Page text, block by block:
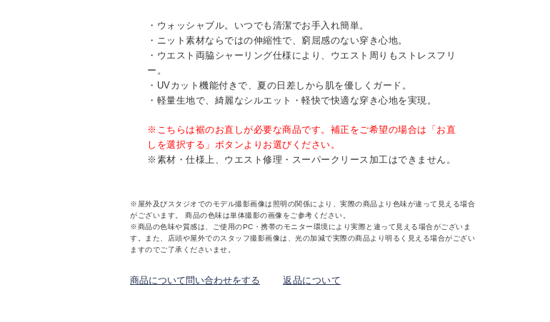
・ウォッシャブル。いつでも清潔でお手入れ簡単。
・ニット素材ならではの伸縮性で、窮屈感のない穿き心地。
・ウエスト両脇シャーリング仕様により、ウエスト周りもストレスフリ
ー。
・UVカット機能付きで、夏の日差しから肌を優しくガード。
・軽量生地で、綺麗なシルエット・軽快で快適な穿き心地を実現。
※こちらは裾のお直しが必要な商品です。補正をご希望の場合は「お直
しを選択する」ボタンよりお選びください。
※素材・仕様上、ウエスト修理・スーパークリース加工はできません。
※屋外及びスタジオでのモデル撮影画像は照明の関係により、実際の商品より色味が違って見える場合
がございます。 商品の色味は単体撮影の画像をご参考ください。
※商品の色味や質感は、ご使用のPC・携帯のモニター環境により実際と違って見える場合がございま
す。また、店頭や屋外でのスタッフ撮影画像は、光の加減で実際の商品より明るく見える場合がござい
ますのでご了承くださいませ。
商品について問い合わせをする 返品について